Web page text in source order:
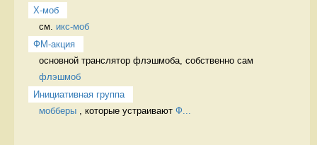
X-моб
см. икс-моб
ФМ-акция
флэшмоб
Инициативная группа
мобберы , которые устраивают Ф...